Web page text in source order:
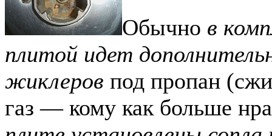
Обычно в
плитой идет
жиклеров под пропан
газ — кому как больше